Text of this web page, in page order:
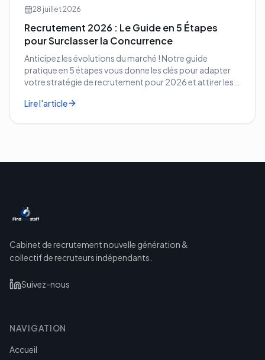
28 juillet 2026
Recrutement 2026 : Le Guide en 5 Étapes
pour Surclasser la Concurrence
Anticipez les évolutions du marché ! Notre guide
pratique en 5 étapes vous donne les clés pour adapter
votre stratégie de recrutement pour 2026 et attirer les
Lire l'article
Cabinet de recrutement nouvelle génération &
collectif de recruteurs indépendants.
Suivez-nous
NAVIGATION
Accueil